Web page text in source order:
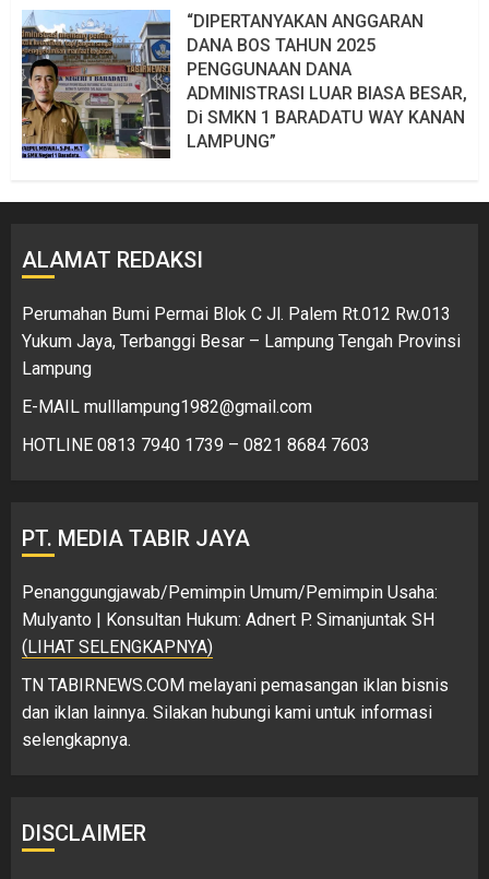
“DIPERTANYAKAN ANGGARAN
DANA BOS TAHUN 2025
PENGGUNAAN DANA
ADMINISTRASI LUAR BIASA BESAR,
Di SMKN 1 BARADATU WAY KANAN
LAMPUNG”
ALAMAT REDAKSI
Perumahan Bumi Permai Blok C Jl. Palem Rt.012 Rw.013
Yukum Jaya, Terbanggi Besar – Lampung Tengah Provinsi
Lampung
E-MAIL mulllampung1982@gmail.com
HOTLINE 0813 7940 1739 – 0821 8684 7603
PT. MEDIA TABIR JAYA
Penanggungjawab/Pemimpin Umum/Pemimpin Usaha:
Mulyanto | Konsultan Hukum: Adnert P. Simanjuntak SH
(LIHAT SELENGKAPNYA)
TN TABIRNEWS.COM melayani pemasangan iklan bisnis
dan iklan lainnya. Silakan hubungi kami untuk informasi
selengkapnya.
DISCLAIMER